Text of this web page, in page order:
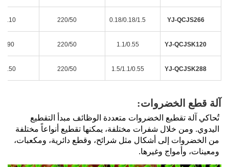
YJ-QCJS266
0.18/0.18/1.5
220/50
110
YJ-QCJSK120
1.1/0.55
220/50
90
YJ-QCJSK288
1.5/1.1/0.55
220/50
150
آلة قطع الخضروات:
ومعينات، وأمواج وغيرها.